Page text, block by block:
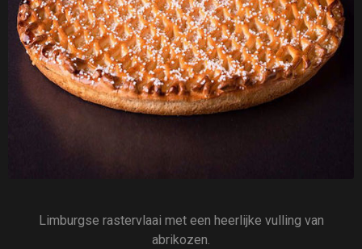
Limburgse rastervlaai met een heerlijke vulling van
abrikozen.